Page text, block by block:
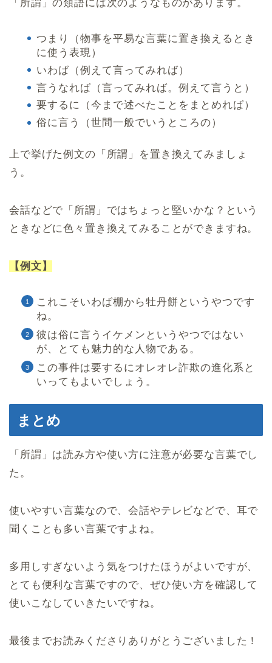
「所謂」の類語には次のようなものがあります。
つまり（物事を平易な言葉に置き換えるとき
に使う表現）
いわば（例えて言ってみれば）
言うなれば（言ってみれば。例えて言うと）
要するに（今まで述べたことをまとめれば）
俗に言う（世間一般でいうところの）
上で挙げた例文の「所謂」を置き換えてみましょ
う。
会話などで「所謂」ではちょっと堅いかな？という
ときなどに色々置き換えてみることができますね。
【例文】
これこそいわば棚から牡丹餅というやつです
ね。
彼は俗に言うイケメンというやつではない
が、とても魅力的な人物である。
この事件は要するにオレオレ詐欺の進化系と
いってもよいでしょう。
まとめ
「所謂」は読み方や使い方に注意が必要な言葉でし
た。
使いやすい言葉なので、会話やテレビなどで、耳で
聞くことも多い言葉ですよね。
多用しすぎないよう気をつけたほうがよいですが、
とても便利な言葉ですので、ぜひ使い方を確認して
使いこなしていきたいですね。
最後までお読みくださりありがとうございました！